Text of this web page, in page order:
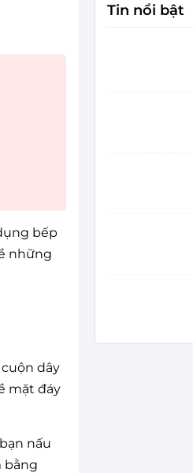
bếp
những
dây
mặt đáy
nấu
bằng
Tin nổi bật